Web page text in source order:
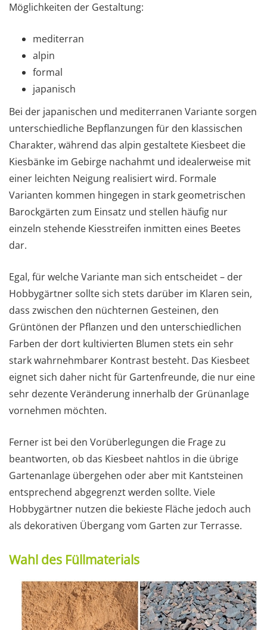
Möglichkeiten der Gestaltung:
mediterran
alpin
formal
japanisch
Bei der japanischen und mediterranen Variante sorgen
unterschiedliche Bepflanzungen für den klassischen
Charakter, während das alpin gestaltete Kiesbeet die
Kiesbänke im Gebirge nachahmt und idealerweise mit
einer leichten Neigung realisiert wird. Formale
Varianten kommen hingegen in stark geometrischen
Barockgärten zum Einsatz und stellen häufig nur
einzeln stehende Kiesstreifen inmitten eines Beetes
dar.
Egal, für welche Variante man sich entscheidet – der
Hobbygärtner sollte sich stets darüber im Klaren sein,
dass zwischen den nüchternen Gesteinen, den
Grüntönen der Pflanzen und den unterschiedlichen
Farben der dort kultivierten Blumen stets ein sehr
stark wahrnehmbarer Kontrast besteht. Das Kiesbeet
eignet sich daher nicht für Gartenfreunde, die nur eine
sehr dezente Veränderung innerhalb der Grünanlage
vornehmen möchten.
Ferner ist bei den Vorüberlegungen die Frage zu
beantworten, ob das Kiesbeet nahtlos in die übrige
Gartenanlage übergehen oder aber mit Kantsteinen
entsprechend abgegrenzt werden sollte. Viele
Hobbygärtner nutzen die bekieste Fläche jedoch auch
als dekorativen Übergang vom Garten zur Terrasse.
Wahl des Füllmaterials